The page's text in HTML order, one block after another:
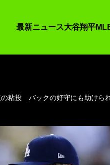
最新ニュース大谷翔平
粘投 バックの好守にも助けら